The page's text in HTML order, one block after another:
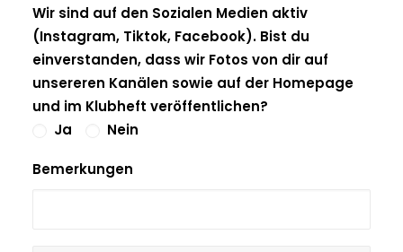
Wir sind auf den Sozialen Medien aktiv
(Instagram, Tiktok, Facebook). Bist du
einverstanden, dass wir Fotos von dir auf
unsereren Kanälen sowie auf der Homepage
und im Klubheft veröffentlichen?
Ja
Nein
Bemerkungen